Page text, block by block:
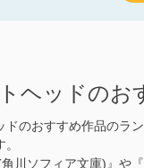
ヘッドのお
ドのおすすめ作品のラ
角川ソフィア文庫)』や